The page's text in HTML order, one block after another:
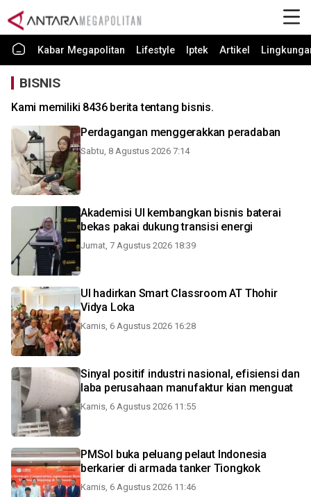
Kabar Megapolitan Lifestyle Iptek Artikel
BISNIS
Kami memiliki 8436 berita tentang bisnis.
Perdagangan menggerakkan peradaban
Sabtu, 8 Agustus 2026 7:14
Akademisi UI kembangkan bisnis baterai
bekas pakai dukung transisi energi
Jumat, 7 Agustus 2026 18:39
UI hadirkan Smart Classroom AT Thohir
Vidya Loka
Kamis, 6 Agustus 2026 16:28
Sinyal positif industri nasional, efisiensi dan
laba perusahaan manufaktur kian menguat
Kamis, 6 Agustus 2026 11:55
PMSol buka peluang pelaut Indonesia
berkarier di armada tanker Tiongkok
Kamis, 6 Agustus 2026 11:46